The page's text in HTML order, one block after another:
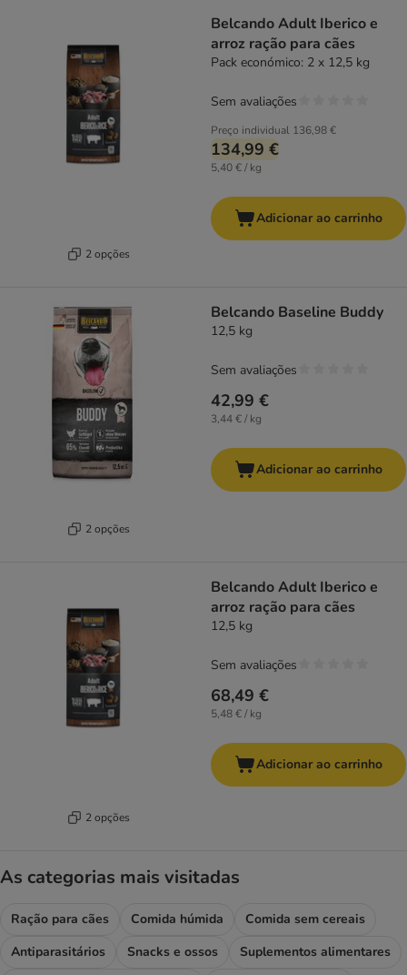
2 opções
Belcando Adult Iberico e
arroz ração para cães
Pack económico: 2 x 12,5 kg
Preço individual 136,98 €
134,99 €
5,40 € / kg
Sem avaliações
Adicionar ao carrinho
2 opções
Belcando Baseline Buddy
12,5 kg
42,99 €
3,44 € / kg
Sem avaliações
Adicionar ao carrinho
2 opções
Belcando Adult Iberico e
arroz ração para cães
12,5 kg
68,49 €
5,48 € / kg
Sem avaliações
Adicionar ao carrinho
As categorias mais visitadas
Ração para cães Comida húmida
Comida sem cereais
Antiparasitários
Snacks e ossos
Suplementos alimentares